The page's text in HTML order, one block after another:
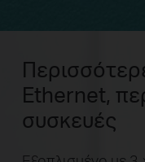
Ethernet,
συσκευές